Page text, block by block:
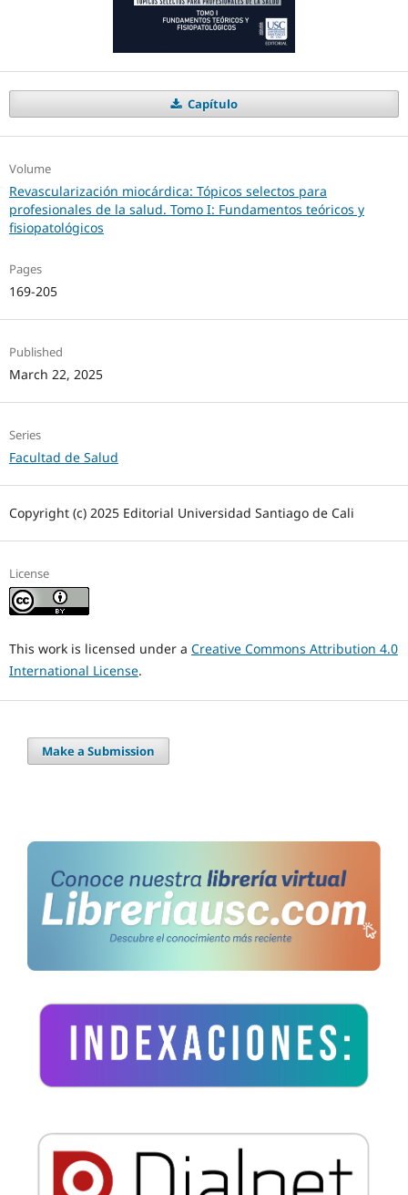
Capítulo
Volume
Revascularización miocárdica: Tópicos selectos para
profesionales de la salud. Tomo I: Fundamentos teóricos y
fisiopatológicos
Pages
169-205
Published
March 22, 2025
Series
Facultad de Salud
Copyright (c) 2025 Editorial Universidad Santiago de Cali
License
This work is licensed under a Creative Commons Attribution 4.0
International License.
Make a Submission